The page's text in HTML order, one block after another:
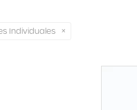
Individuales